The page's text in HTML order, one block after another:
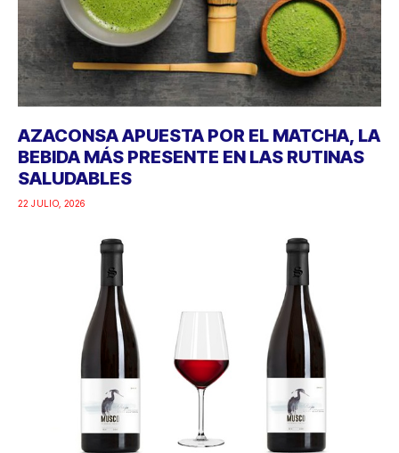
AZACONSA APUESTA POR EL MATCHA, LA
BEBIDA MÁS PRESENTE EN LAS RUTINAS
SALUDABLES
22 JULIO, 2026